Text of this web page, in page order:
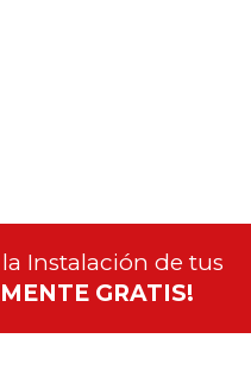
Instalación de tus
GRATIS!